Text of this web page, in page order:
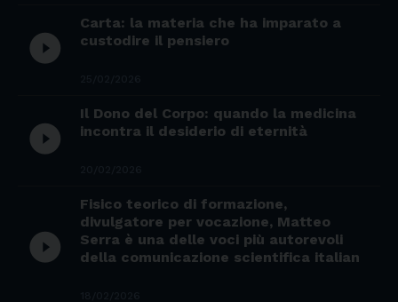
play_circle_filled
Carta: la materia che ha imparato a
custodire il pensiero
play_circle_filled
Il Dono del Corpo: quando la medicina
incontra il desiderio di eternità
play_circle_filled
Fisico teorico di formazione,
divulgatore per vocazione, Matteo
Serra è una delle voci più autorevoli
della comunicazione scientifica italian